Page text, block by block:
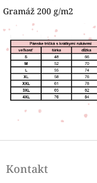
Gramáž 200 g/m2
Z
pKontakt